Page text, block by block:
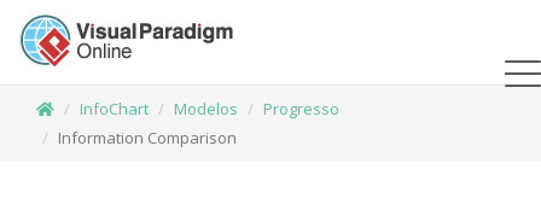
InfoChart Modelos
Progresso
Information Comparison